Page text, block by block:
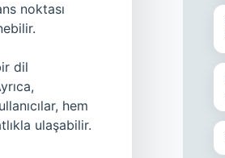
noktası
dil
hem
ulaşabilir.